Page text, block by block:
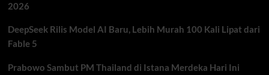
2026
DeepSeek Rilis Model AI Baru, Lebih Murah 100 Kali Lipat dari
Fable 5
Prabowo Sambut PM Thailand di Istana Merdeka Hari Ini